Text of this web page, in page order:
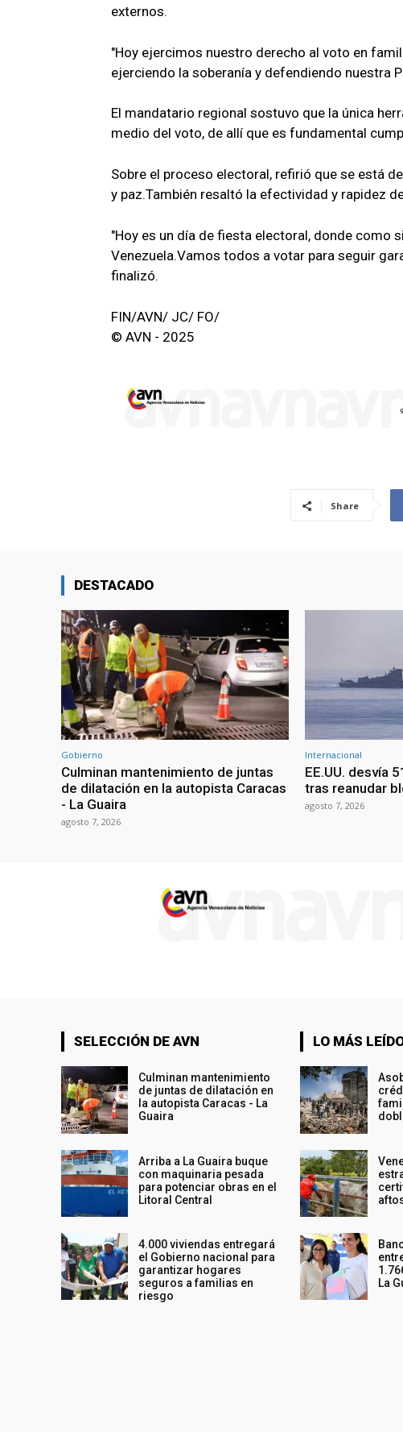
externos.
"Hoy ejercimos nuestro derecho al voto en
ejerciendo la soberanía y defendiendo nuestra
El mandatario regional sostuvo que la única
medio del voto, de allí que es fundamental
Sobre el proceso electoral, refirió que se está
y paz.También resaltó la efectividad y rapidez
"Hoy es un día de fiesta electoral, donde como
Venezuela.Vamos todos a votar para seguir
finalizó.
FIN/AVN/ JC/ FO/
© AVN - 2025
Share
DESTACADO
Gobierno
Culminan mantenimiento de juntas
de dilatación en la autopista Caracas
- La Guaira
agosto 7, 2026
Internacional
EE.UU. desvía
tras reanudar
agosto 7, 2026
SELECCIÓN DE AVN
Culminan mantenimiento
de juntas de dilatación en
la autopista Caracas - La
Guaira
Arriba a La Guaira buque
con maquinaria pesada
para potenciar obras en el
Litoral Central
4.000 viviendas entregará
el Gobierno nacional para
garantizar hogares
seguros a familias en
riesgo
LO MÁS
La